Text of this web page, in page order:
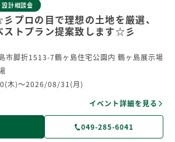
設計相談会
プロの目で理想の土地を厳選、
ストプラン提案致します☆彡
市脚折1513-7鶴ヶ島住宅公園内 鶴ヶ島展示場
木)～2026/08/31(月)
イベント詳細を見る
049-285-6041